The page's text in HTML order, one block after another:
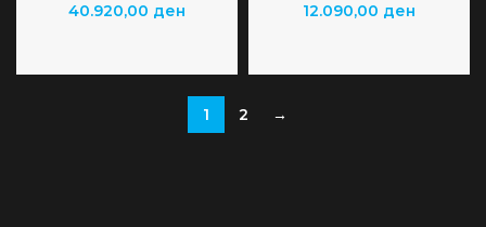
40.920,00 ден
12.090,00 ден
1 2 →